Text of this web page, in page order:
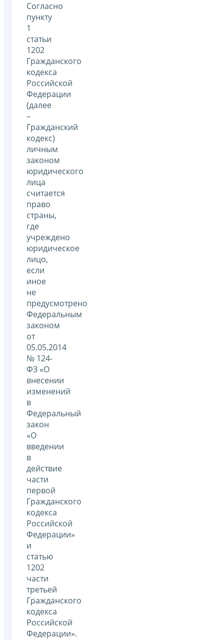
Согласно
пункту
1
статьи
1202
Гражданского
кодекса
Российской
Федерации
(далее
–
Гражданский
кодекс)
личным
законом
юридического
лица
считается
право
страны,
где
учреждено
юридическое
лицо,
если
иное
не
предусмотрено
Федеральным
законом
от
05.05.2014
№ 124-
ФЗ «О
внесении
изменений
в
Федеральный
закон
«О
введении
в
действие
части
первой
Гражданского
кодекса
Российской
Федерации»
и
статью
1202
части
третьей
Гражданского
кодекса
Российской
Федерации».